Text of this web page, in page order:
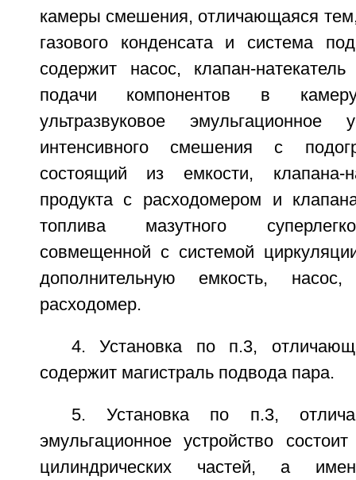
камеры смешения, отличающаяся
газового конденсата и система
содержит насос, клапан-
подачи компонентов в
ультразвуковое эмульгационное
интенсивного смешения с
состоящий из емкости, клапана-
продукта с расходомером и
топлива мазутного
совмещенной с системой
дополнительную емкость, насос,
расходомер.
4. Установка по п.3,
содержит магистраль подвода пара.
5. Установка по п.3,
эмульгационное устройство
цилиндрических частей, а